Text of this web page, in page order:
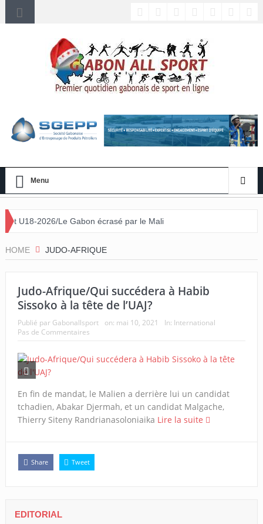
Menu
Le Gabon écrasé par le Mali
HOME JUDO-AFRIQUE
Judo-Afrique/Qui succédera à Habib
Sissoko à la tête de l’UAJ?
Publié par Gabonallsport on: mai 10, 2021 In: International
Pas de Commentaires
En fin de mandat, le Malien a derrière lui un candidat
tchadien, Abakar Djermah, et un candidat Malgache,
Thierry Siteny Randrianasoloniaika Lire la suite
Share Tweet
EDITORIAL